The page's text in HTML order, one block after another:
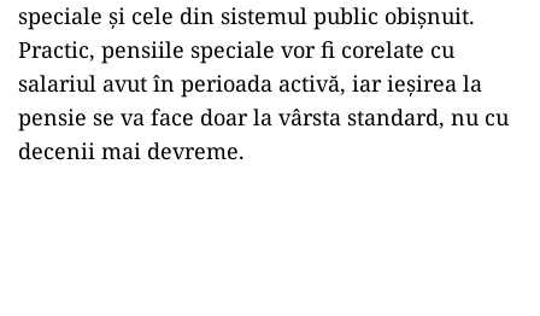
speciale și cele din sistemul public obișnuit.
Practic, pensiile speciale vor fi corelate cu
salariul avut în perioada activă, iar ieșirea la
pensie se va face doar la vârsta standard, nu cu
decenii mai devreme.